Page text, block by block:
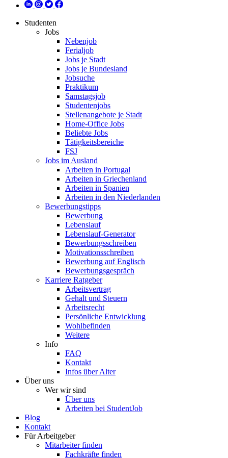
Studenten
Jobs
Nebenjob
Ferialjob
Jobs je Stadt
Jobs je Bundesland
Jobsuche
Praktikum
Samstagsjob
Studentenjobs
Stellenangebote je Stadt
Home-Office Jobs
Beliebte Jobs
Tätigkeitsbereiche
FSJ
Jobs im Ausland
Arbeiten in Portugal
Arbeiten in Griechenland
Arbeiten in Spanien
Arbeiten in den Niederlanden
Bewerbungstipps
Bewerbung
Lebenslauf
Lebenslauf-Generator
Bewerbungsschreiben
Motivationsschreiben
Bewerbung auf Englisch
Bewerbungsgespräch
Karriere Ratgeber
Arbeitsvertrag
Gehalt und Steuern
Arbeitsrecht
Persönliche Entwicklung
Wohlbefinden
Weitere
Info
FAQ
Kontakt
Infos über Alter
Über uns
Wer wir sind
Über uns
Arbeiten bei StudentJob
Blog
Kontakt
Für Arbeitgeber
Mitarbeiter finden
Fachkräfte finden